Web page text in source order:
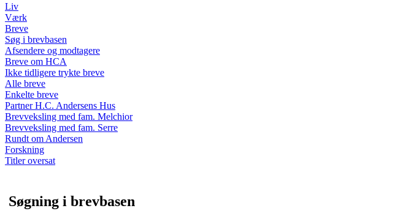
Liv
Værk
Breve
Søg i brevbasen
Afsendere og modtagere
Breve om HCA
Ikke tidligere trykte breve
Alle breve
Enkelte breve
Partner H.C. Andersens Hus
Brevveksling med fam. Melchior
Brevveksling med fam. Serre
Rundt om Andersen
Forskning
Titler oversat
Søgning i brevbasen